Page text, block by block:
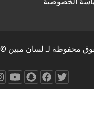
لـ لسان مبين © 1444هـ - 2023 م